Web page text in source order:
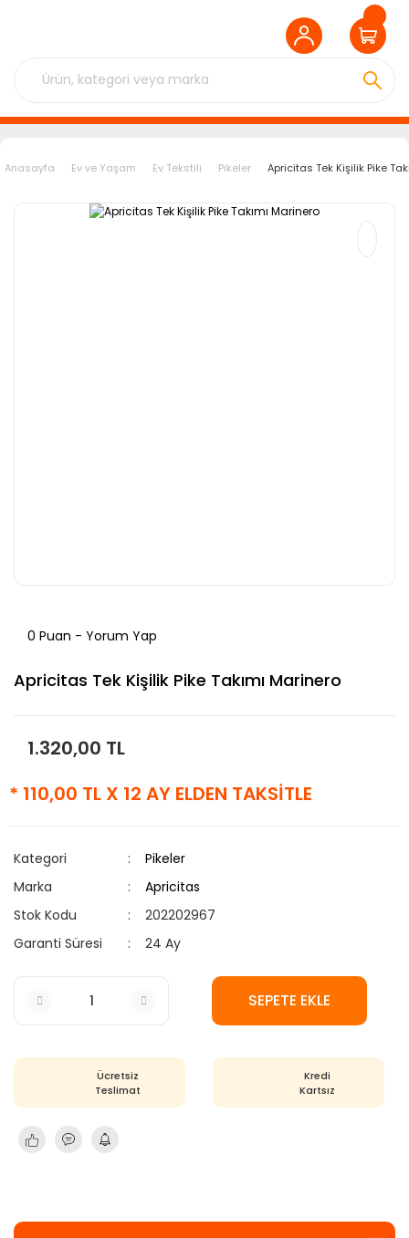
Anasayfa Ev ve Yaşam Ev Tekstili Pikeler Apricitas Tek Kişilik Pike
0 Puan - Yorum Yap
Apricitas Tek Kişilik Pike Takımı Marinero
1.320,00 TL
* 110,00 TL X 12 AY ELDEN TAKSİTLE
Kategori
Pikeler
Marka
Apricitas
Stok Kodu
202202967
Garanti Süresi
24 Ay
SEPETE EKLE
Ücretsiz
Teslimat
Kredi
Kartsız